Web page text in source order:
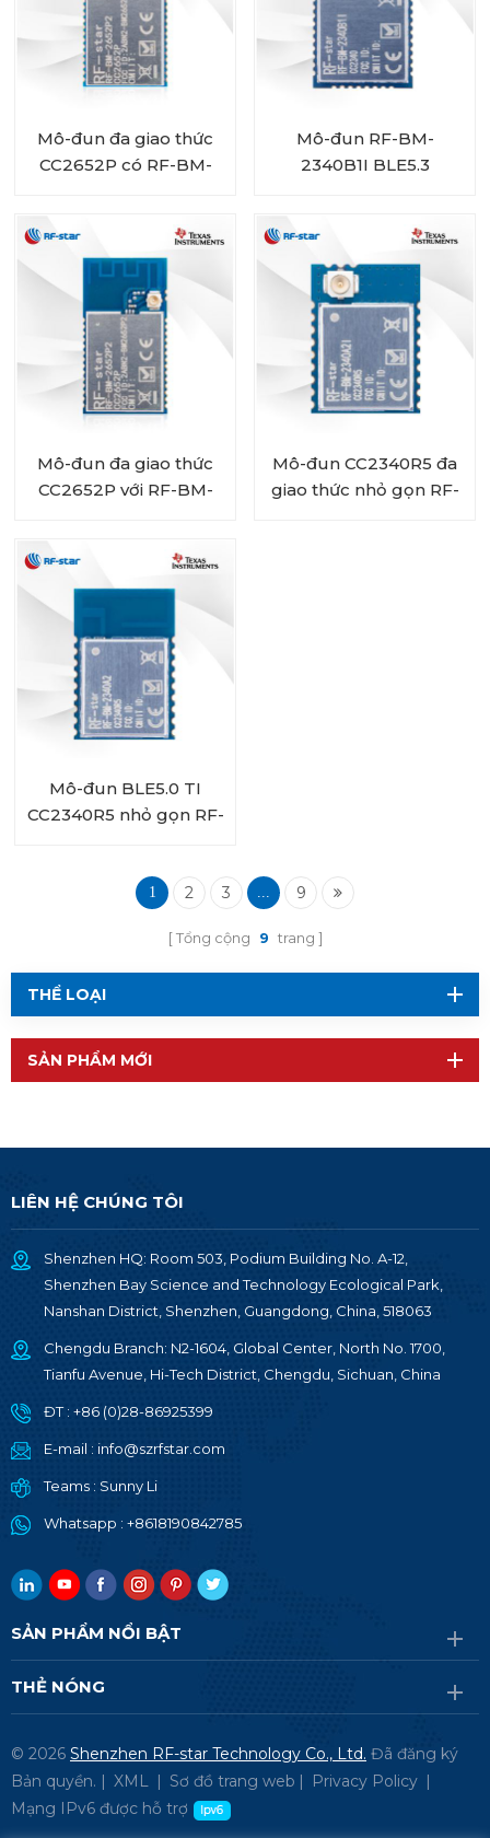
Mô-đun đa giao thức
CC2652P có RF-BM-
Mô-đun RF-BM-
2340B1I BLE5.3
Mô-đun đa giao thức
CC2652P với RF-BM-
Mô-đun CC2340R5 đa
giao thức nhỏ gọn RF-
Mô-đun BLE5.0 TI
CC2340R5 nhỏ gọn RF-
1 2 3 ... 9
Tổng cộng 9 trang
THỂ LOẠI
SẢN PHẨM MỚI
LIÊN HỆ CHÚNG TÔI
Shenzhen HQ: Room 503, Podium Building No. A-12,
Shenzhen Bay Science and Technology Ecological Park,
Nanshan District, Shenzhen, Guangdong, China, 518063
Chengdu Branch: N2-1604, Global Center, North No. 1700,
Tianfu Avenue, Hi-Tech District, Chengdu, Sichuan, China
ĐT : +86 (0)28-86925399
E-mail : info@szrfstar.com
Teams : Sunny Li
Whatsapp : +8618190842785
SẢN PHẨM NỔI BẬT
THẺ NÓNG
© 2026 Shenzhen RF-star Technology Co., Ltd. Đã đăng ký
Bản quyền. | XML | Sơ đồ trang web | Privacy Policy |
Mạng IPv6 được hỗ trợ